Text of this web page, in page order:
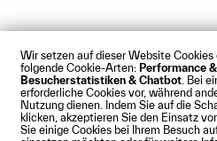
Wir setzen auf dieser Website
folgende Cookie-Arten: Performance
Besucherstatistiken & Chatbot . Bei
erforderliche Cookies vor, während
Nutzung dienen. Indem Sie auf die
klicken, akzeptieren Sie den Einsatz
Sie einige Cookies bei Ihrem Besuch
Impressum Datenschutz
Kontakt Presse Anfahrt
© Technische Hochschule